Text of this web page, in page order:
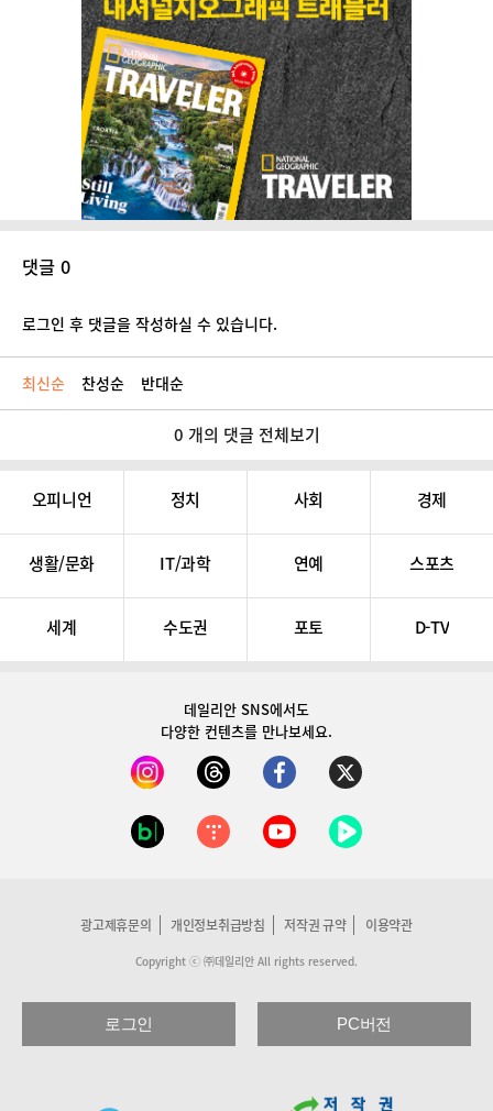
댓글 0
로그인 후 댓글을 작성하실 수 있습니다.
최신순 찬성순 반대순
0 개의 댓글 전체보기
오피니언 정치 사회 경제
생활/문화 IT/과학 연예 스포츠
세계 수도권 포토 D-TV
데일리안 SNS에서도
다양한 컨텐츠를 만나보세요.
광고제휴문의 개인정보취급방침 저작권 규약 이용약관
Copyright ⓒ ㈜데일리안 All rights reserved.
로그인 PC버전